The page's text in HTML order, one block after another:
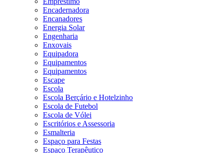
Encadernadora
Encanadores
Energia Solar
Engenharia
Enxovais
Equipadora
Equipamentos
Equipamentos
Escape
Escola
Escola Berçário e Hotelzinho
Escola de Futebol
Escola de Vólei
Escritórios e Assessoria
Esmalteria
Espaço para Festas
Espaço Terapêutico